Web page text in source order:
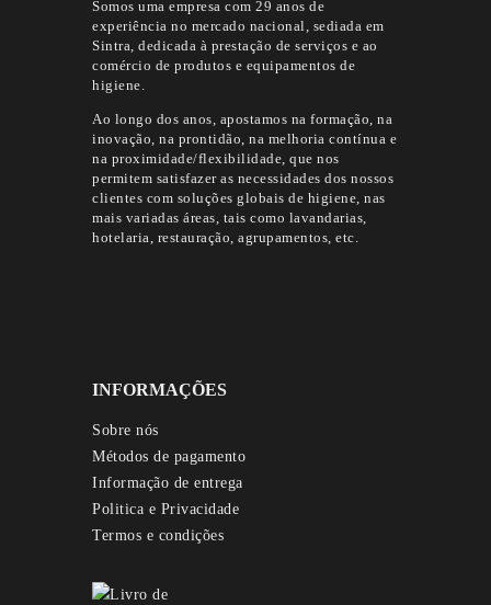
Somos uma empresa com 29 anos de
experiência no mercado nacional, sediada em
Sintra, dedicada à prestação de serviços e ao
comércio de produtos e equipamentos de
higiene.
Ao longo dos anos, apostamos na formação, na
inovação, na prontidão, na melhoria contínua e
na proximidade/flexibilidade, que nos
permitem satisfazer as necessidades dos nossos
clientes com soluções globais de higiene, nas
mais variadas áreas, tais como lavandarias,
hotelaria, restauração, agrupamentos, etc.
INFORMAÇÕES
Sobre nós
Métodos de pagamento
Informação de entrega
Politica e Privacidade
Termos e condições